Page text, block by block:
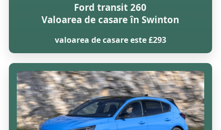
Ford transit 260
Valoarea de casare în Swinton
valoarea de casare este £293